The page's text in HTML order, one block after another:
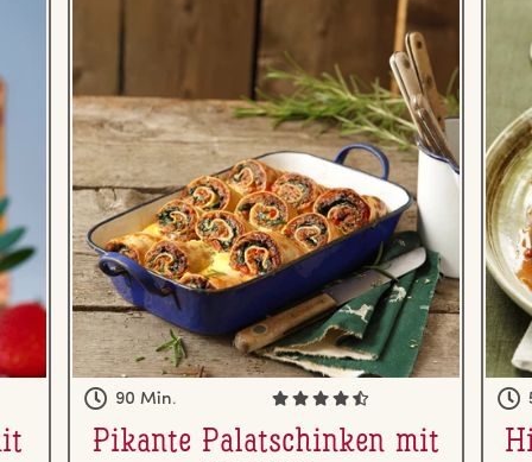
90 Min.
Pikante Pa­la­tschin­ken mit